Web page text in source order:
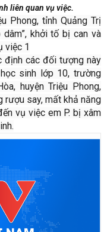
liên quan vụ việc.
Phong, tỉnh Quảng Trị
khởi tố bị can và
việc 1
định các đối tượng này
sinh lớp 10, trường
huyện Triệu Phong,
rượu say, mất khả năng
vụ việc em P. bị xâm